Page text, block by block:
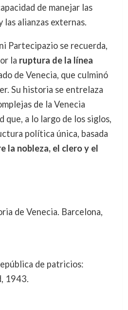
de manejar las
alianzas externas.
Partecipazio se recuerda,
la ruptura de la línea
de Venecia, que culminó
Su historia se entrelaza
de la Venecia
que, a lo largo de los siglos,
política única, basada
la nobleza, el clero y el
de Venecia. Barcelona,
de patricios:
1943.